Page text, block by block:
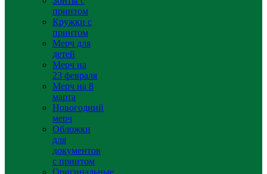
принтом
Кружки с
принтом
Мерч для
детей
Мерч на
23 февраля
Мерч на 8
марта
Новогодний
мерч
Обложки
для
документов
с принтом
Оригинальные